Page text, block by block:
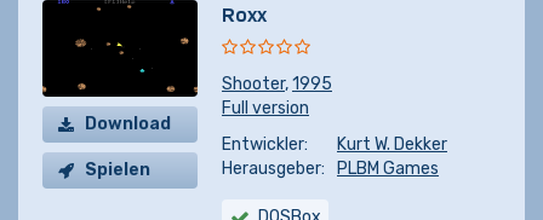
Download
Spielen
Roxx
Shooter,1995
Full version
Entwickler:
Kurt W. Dekker
Herausgeber:
PLBM Games